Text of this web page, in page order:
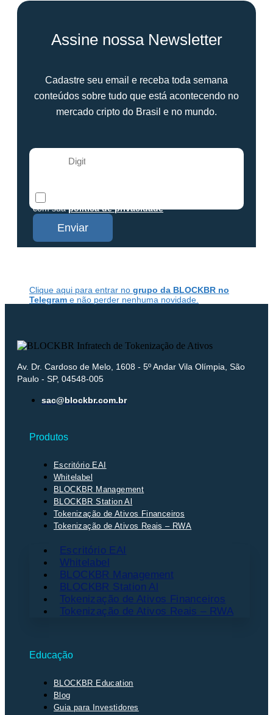
Assine nossa Newsletter
Cadastre seu email e receba toda semana
conteúdos sobre tudo que está acontecendo no
mercado cripto do Brasil e no mundo.
com suapolítica de privacidade
Enviar
Clique aqui para entrar no grupo da BLOCKBR no
Telegram e não perder nenhuma novidade.
Av. Dr. Cardoso de Melo, 1608 - 5º Andar Vila Olímpia, São
Paulo - SP, 04548-005
sac@blockbr.com.br
Produtos
Escritório EAI
Whitelabel
BLOCKBR Management
BLOCKBR Station Al
Tokenização de Ativos Financeiros
Tokenização de Ativos Reais – RWA
Escritório EAI
Whitelabel
BLOCKBR Management
BLOCKBR Station Al
Tokenização de Ativos Financeiros
Tokenização de Ativos Reais – RWA
Educação
BLOCKBR Education
Blog
Guia para Investidores